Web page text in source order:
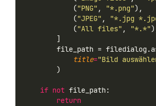
            (
"PNG" , "*.png"),
            (
"JPEG" , "*.jpg
            (
"All files" , "*.*"
        ]
file_path =
title="Bild
        )
if not file_path:
return